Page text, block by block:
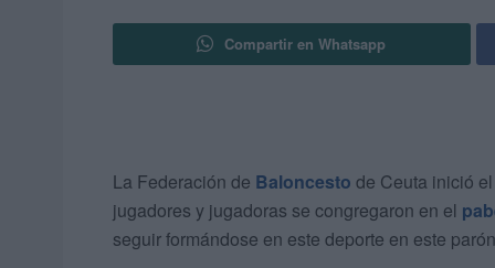
Compartir en Whatsapp
La Federación de Baloncesto de Ceuta inició
jugadores y jugadoras se congregaron en el
seguir formándose en este deporte en este